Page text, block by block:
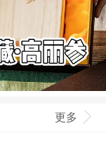
更多